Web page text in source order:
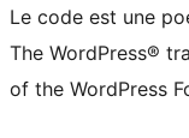
Le code est une
The WordPress®
of the WordPress